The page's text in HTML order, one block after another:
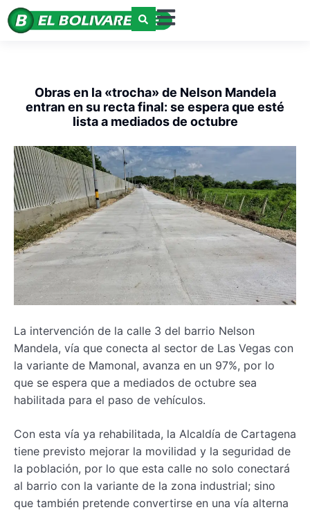
Obras en la «trocha» de Nelson Mandela
entran en su recta final: se espera que esté
lista a mediados de octubre
La intervención de la calle 3 del barrio Nelson
Mandela, vía que conecta al sector de Las Vegas con
la variante de Mamonal, avanza en un 97%, por lo
que se espera que a mediados de octubre sea
habilitada para el paso de vehículos.
Con esta vía ya rehabilitada, la Alcaldía de Cartagena
tiene previsto mejorar la movilidad y la seguridad de
la población, por lo que esta calle no solo conectará
al barrio con la variante de la zona industrial; sino
que también pretende convertirse en una vía alterna